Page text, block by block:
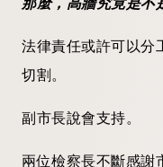
法律責任或許可以分
切割。
副市長說會支持。
兩位檢察長不斷感謝